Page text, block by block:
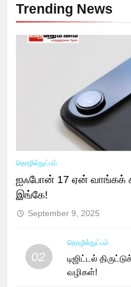
Trending News
தொழில்நுட்பம்
ஐஃபோன் 17 ஏன் வாங்கக்
இங்கே!
September 9, 2025
02
தொழில்நுட்பம்
டிஜிட்டல்
வழிகள்!